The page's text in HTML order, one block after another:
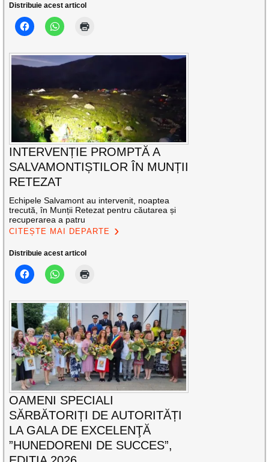
Distribuie acest articol
INTERVENȚIE PROMPTĂ A
SALVAMONTIȘTILOR ÎN MUNȚII
RETEZAT
Echipele Salvamont au intervenit, noaptea
trecută, în Munții Retezat pentru căutarea și
recuperarea a patru
CITEȘTE MAI DEPARTE
Distribuie acest articol
OAMENI SPECIALI
SĂRBĂTORIȚI DE AUTORITĂȚI
LA GALA DE EXCELENŢĂ
”HUNEDORENI DE SUCCES”,